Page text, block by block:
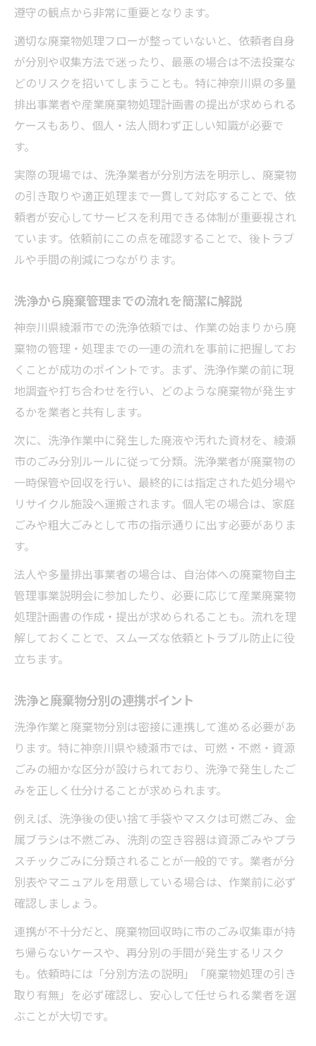
遵守の観点から非常に重要となります。
適切な廃棄物処理フローが整っていないと、依頼者自身
が分別や収集方法で迷ったり、最悪の場合は不法投棄な
どのリスクを招いてしまうことも。特に神奈川県の多量
排出事業者や産業廃棄物処理計画書の提出が求められる
ケースもあり、個人・法人問わず正しい知識が必要で
す。
実際の現場では、洗浄業者が分別方法を明示し、廃棄物
の引き取りや適正処理まで一貫して対応することで、依
頼者が安心してサービスを利用できる体制が重要視され
ています。依頼前にこの点を確認することで、後トラブ
ルや手間の削減につながります。
洗浄から廃棄管理までの流れを簡潔に解説
神奈川県綾瀬市での洗浄依頼では、作業の始まりから廃
棄物の管理・処理までの一連の流れを事前に把握してお
くことが成功のポイントです。まず、洗浄作業の前に現
地調査や打ち合わせを行い、どのような廃棄物が発生す
るかを業者と共有します。
次に、洗浄作業中に発生した廃液や汚れた資材を、綾瀬
市のごみ分別ルールに従って分類。洗浄業者が廃棄物の
一時保管や回収を行い、最終的には指定された処分場や
リサイクル施設へ運搬されます。個人宅の場合は、家庭
ごみや粗大ごみとして市の指示通りに出す必要がありま
す。
法人や多量排出事業者の場合は、自治体への廃棄物自主
管理事業説明会に参加したり、必要に応じて産業廃棄物
処理計画書の作成・提出が求められることも。流れを理
解しておくことで、スムーズな依頼とトラブル防止に役
立ちます。
洗浄と廃棄物分別の連携ポイント
洗浄作業と廃棄物分別は密接に連携して進める必要があ
ります。特に神奈川県や綾瀬市では、可燃・不燃・資源
ごみの細かな区分が設けられており、洗浄で発生したご
みを正しく仕分けることが求められます。
例えば、洗浄後の使い捨て手袋やマスクは可燃ごみ、金
属ブラシは不燃ごみ、洗剤の空き容器は資源ごみやプラ
スチックごみに分類されることが一般的です。業者が分
別表やマニュアルを用意している場合は、作業前に必ず
確認しましょう。
連携が不十分だと、廃棄物回収時に市のごみ収集車が持
ち帰らないケースや、再分別の手間が発生するリスク
も。依頼時には「分別方法の説明」「廃棄物処理の引き
取り有無」を必ず確認し、安心して任せられる業者を選
ぶことが大切です。